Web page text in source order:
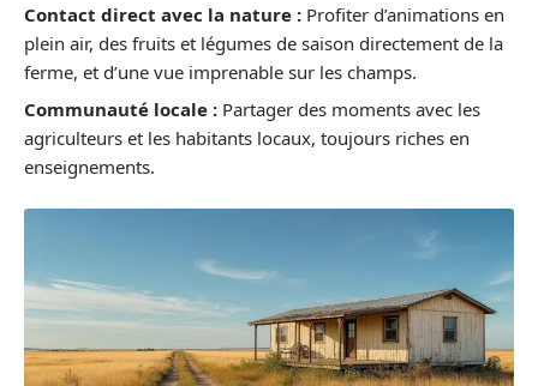
Contact direct avec la nature : Profiter d’animations en
plein air, des fruits et légumes de saison directement de la
ferme, et d’une vue imprenable sur les champs.
Communauté locale : Partager des moments avec les
agriculteurs et les habitants locaux, toujours riches en
enseignements.